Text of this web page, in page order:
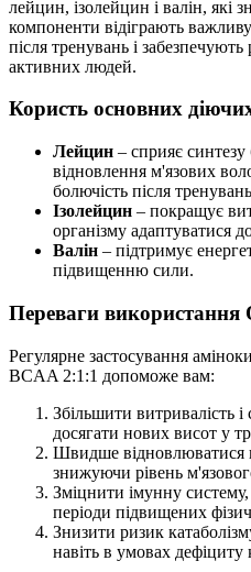
лейцин, ізолейцин і валін, які
компоненти відіграють
після тренувань і
активних людей.
Користь основних
Лейцин – сприяє
відновлення м'язових
болючість після
Ізолейцин – покращує
організму адаптуватися
Валін – підтримує
підвищенню сили.
Переваги
Регулярне застосування
BCAA 2:1:1 допоможе вам:
Збільшити витривалість
досягати нових висот у
Швидше відновлюватися
знижуючи рівень
Зміцнити імунну
періоди підвищених
Знизити ризик
навіть в умовах дефіциту